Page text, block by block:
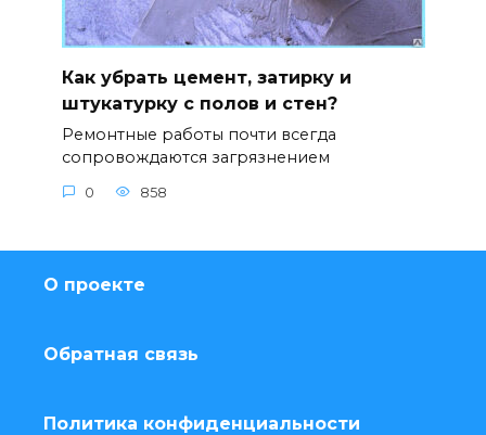
Как убрать цемент, затирку и
штукатурку с полов и стен?
Ремонтные работы почти всегда
сопровождаются загрязнением
0 858
О проекте
Обратная связь
Политика конфиденциальности